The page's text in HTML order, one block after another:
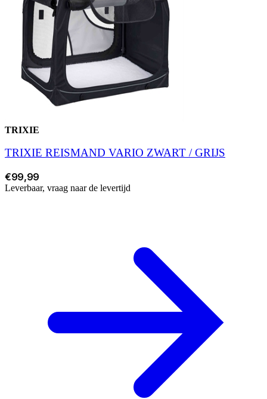
TRIXIE
TRIXIE REISMAND VARIO ZWART / GRIJS
€99,99
Leverbaar, vraag naar de levertijd